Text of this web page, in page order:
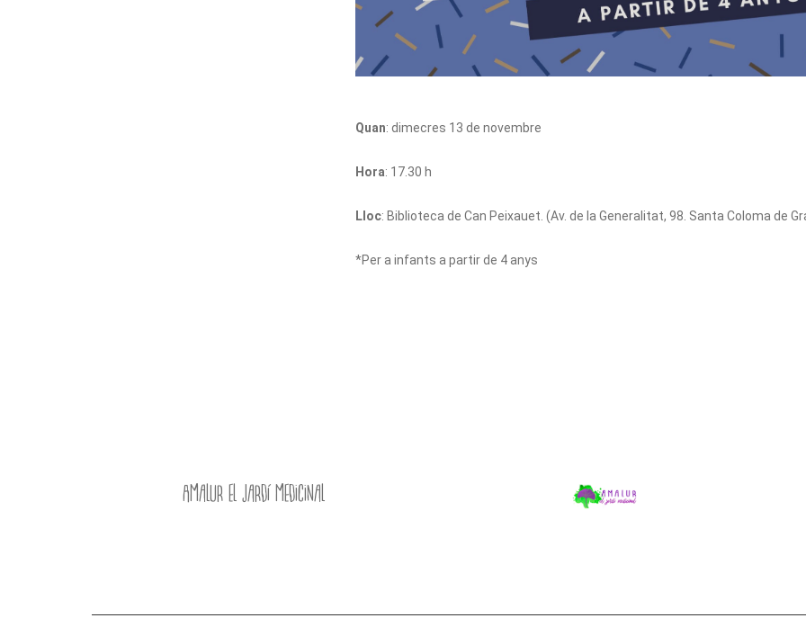
Quan: dimecres 13 de novembre
Hora: 17.30 h
Lloc: Biblioteca de Can Peixauet. (Av. de la Generalitat, 98. Santa Coloma de
*Per a infants a partir de 4 anys
Amalur el jardí medicinal